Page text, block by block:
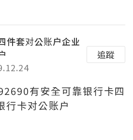
件套对公账户企业
追蹤
有安全可靠银行卡四
行卡对公账户